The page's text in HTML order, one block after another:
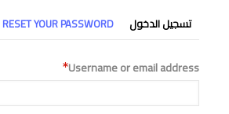
التبويبات
الأساسية
تسجيل الدخول RESET YOUR PASSWORD
Username or email address